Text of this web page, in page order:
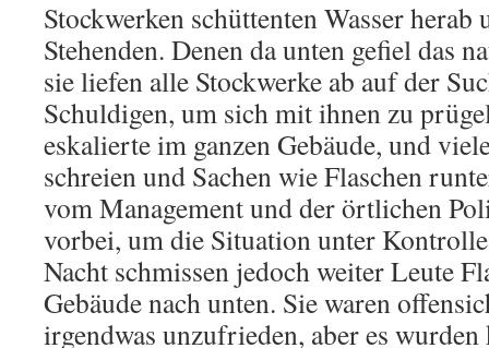
Stockwerken schüttenten Wasser
Stehenden. Denen da unten gefiel das
sie liefen alle Stockwerke ab auf der
Schuldigen, um sich mit ihnen zu
eskalierte im ganzen Gebäude, und
schreien und Sachen wie Flaschen
vom Management und der örtlichen
vorbei, um die Situation unter
Nacht schmissen jedoch weiter Leute
Gebäude nach unten. Sie waren
irgendwas unzufrieden, aber es